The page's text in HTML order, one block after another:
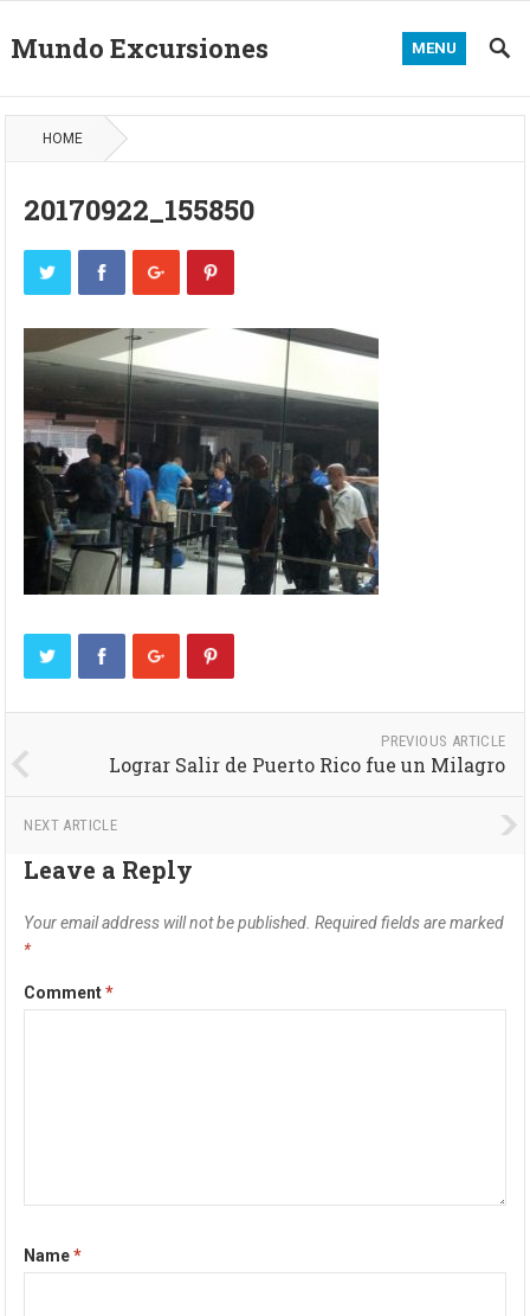
Mundo Excursiones MENU
HOME
20170922_155850
PREVIOUS ARTICLE
Lograr Salir de Puerto Rico fue un Milagro
NEXT ARTICLE
Leave a Reply
Your email address will not be published. Required fields are marked
*
Comment*
Name*